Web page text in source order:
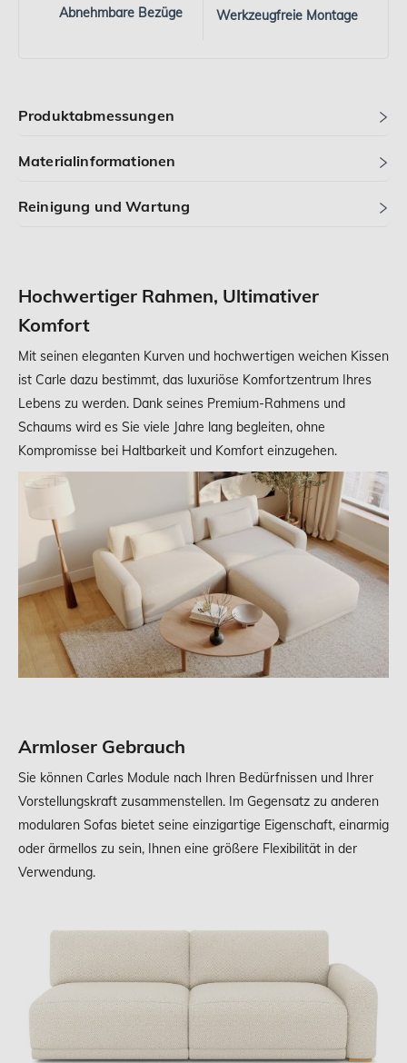
Abnehmbare Bezüge Werkzeugfreie Montage
Produktabmessungen
Materialinformationen
Reinigung und Wartung
Hochwertiger Rahmen, Ultimativer
Komfort
Mit seinen eleganten Kurven und hochwertigen weichen Kissen
ist Carle dazu bestimmt, das luxuriöse Komfortzentrum Ihres
Lebens zu werden. Dank seines Premium-Rahmens und
Schaums wird es Sie viele Jahre lang begleiten, ohne
Kompromisse bei Haltbarkeit und Komfort einzugehen.
Armloser Gebrauch
Sie können Carles Module nach Ihren Bedürfnissen und Ihrer
Vorstellungskraft zusammenstellen. Im Gegensatz zu anderen
modularen Sofas bietet seine einzigartige Eigenschaft, einarmig
oder ärmellos zu sein, Ihnen eine größere Flexibilität in der
Verwendung.